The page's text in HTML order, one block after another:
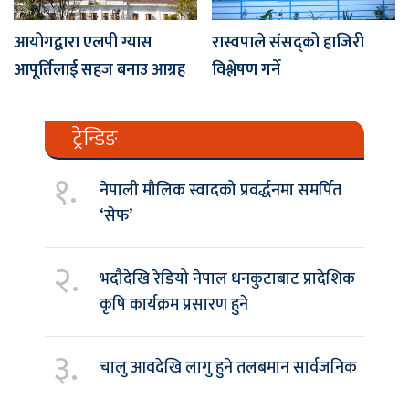
आयोगद्वारा एलपी ग्यास
आपूर्तिलाई सहज बनाउ आग्रह
रास्वपाले संसद्को हाजिरी
विश्लेषण गर्ने
ट्रेन्डिङ
१.
नेपाली मौलिक स्वादको प्रवर्द्धनमा समर्पित
‘सेफ’
२.
भदौदेखि रेडियो नेपाल धनकुटाबाट प्रादेशिक
कृषि कार्यक्रम प्रसारण हुने
३. चालु आवदेखि लागु हुने तलबमान सार्वजनिक